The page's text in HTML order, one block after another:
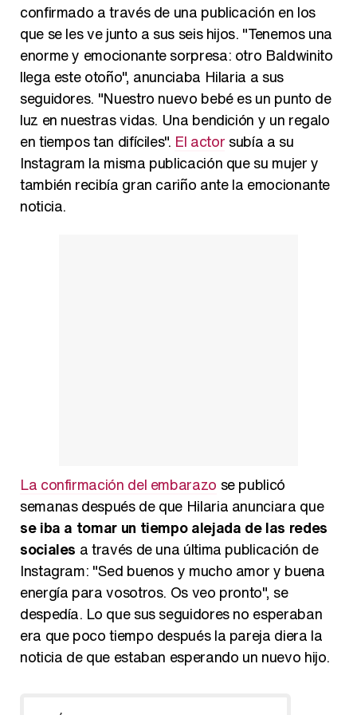
confirmado a través de una publicación en los
que se les ve junto a sus seis hijos. "Tenemos una
enorme y emocionante sorpresa: otro Baldwinito
llega este otoño", anunciaba Hilaria a sus
seguidores. "Nuestro nuevo bebé es un punto de
luz en nuestras vidas. Una bendición y un regalo
en tiempos tan difíciles". El actor subía a su
Instagram la misma publicación que su mujer y
también recibía gran cariño ante la emocionante
noticia.
La confirmación del embarazo se publicó
semanas después de que Hilaria anunciara que
se iba a tomar un tiempo alejada de las redes
sociales a través de una última publicación de
Instagram: "Sed buenos y mucho amor y buena
energía para vosotros. Os veo pronto", se
despedía. Lo que sus seguidores no esperaban
era que poco tiempo después la pareja diera la
noticia de que estaban esperando un nuevo hijo.